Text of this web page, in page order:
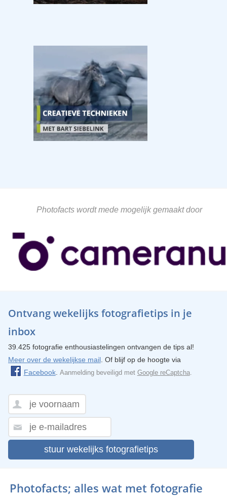
Photofacts wordt mede mogelijk gemaakt door
Ontvang wekelijks fotografietips in je
inbox
39.425 fotografie enthousiastelingen ontvangen de tips al!
Meer over de wekelijkse mail. Of blijf op de hoogte via
Facebook. Aanmelding beveiligd met Google reCaptcha.
stuur wekelijks fotografietips
Photofacts; alles wat met fotografie